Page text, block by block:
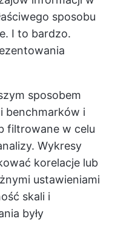
sposobu
I to bardzo.
sposobem
benchmarków i
filtrowane w celu
Wykresy
korelacje lub
ustawieniami
skali i
były